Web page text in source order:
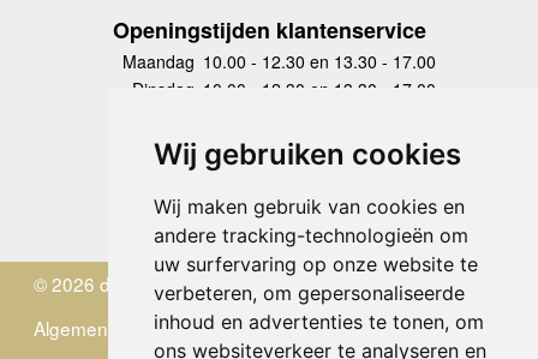
Wij gebruiken cookies
Wij maken gebruik van cookies en
andere tracking-technologieën om
uw surfervaring op onze website te
verbeteren, om gepersonaliseerde
inhoud en advertenties te tonen, om
ons websiteverkeer te analyseren en
Openingstijden klantenservice
Maandag 10.00 - 12.30 en 13.30 - 17.00
Dinsdag 10.00 - 12.30 en 13.30 - 17.00
Donderdag
10.00 - 12.30 en 13.30 - 17.00
Vrijdag 10.00 - 12.30 en 13.30 - 17.00
Zaterdag
gesloten
Zondag gesloten
© 2026 de Zwerver
Algemene Voorwaarden